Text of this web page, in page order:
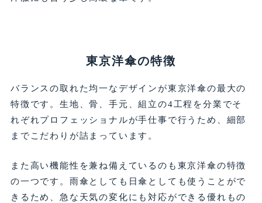
東京洋傘の特徴
バランスの取れた均一なデザインが東京洋傘の最大の
特徴です。生地、骨、手元、組立の4工程を分業でそ
れぞれプロフェッショナルが手仕事で行うため、細部
までこだわりが詰まっています。
また高い機能性を兼ね備えているのも東京洋傘の特徴
の一つです。雨傘としても日傘としても使うことがで
きるため、急な天気の変化にも対応ができる優れもの